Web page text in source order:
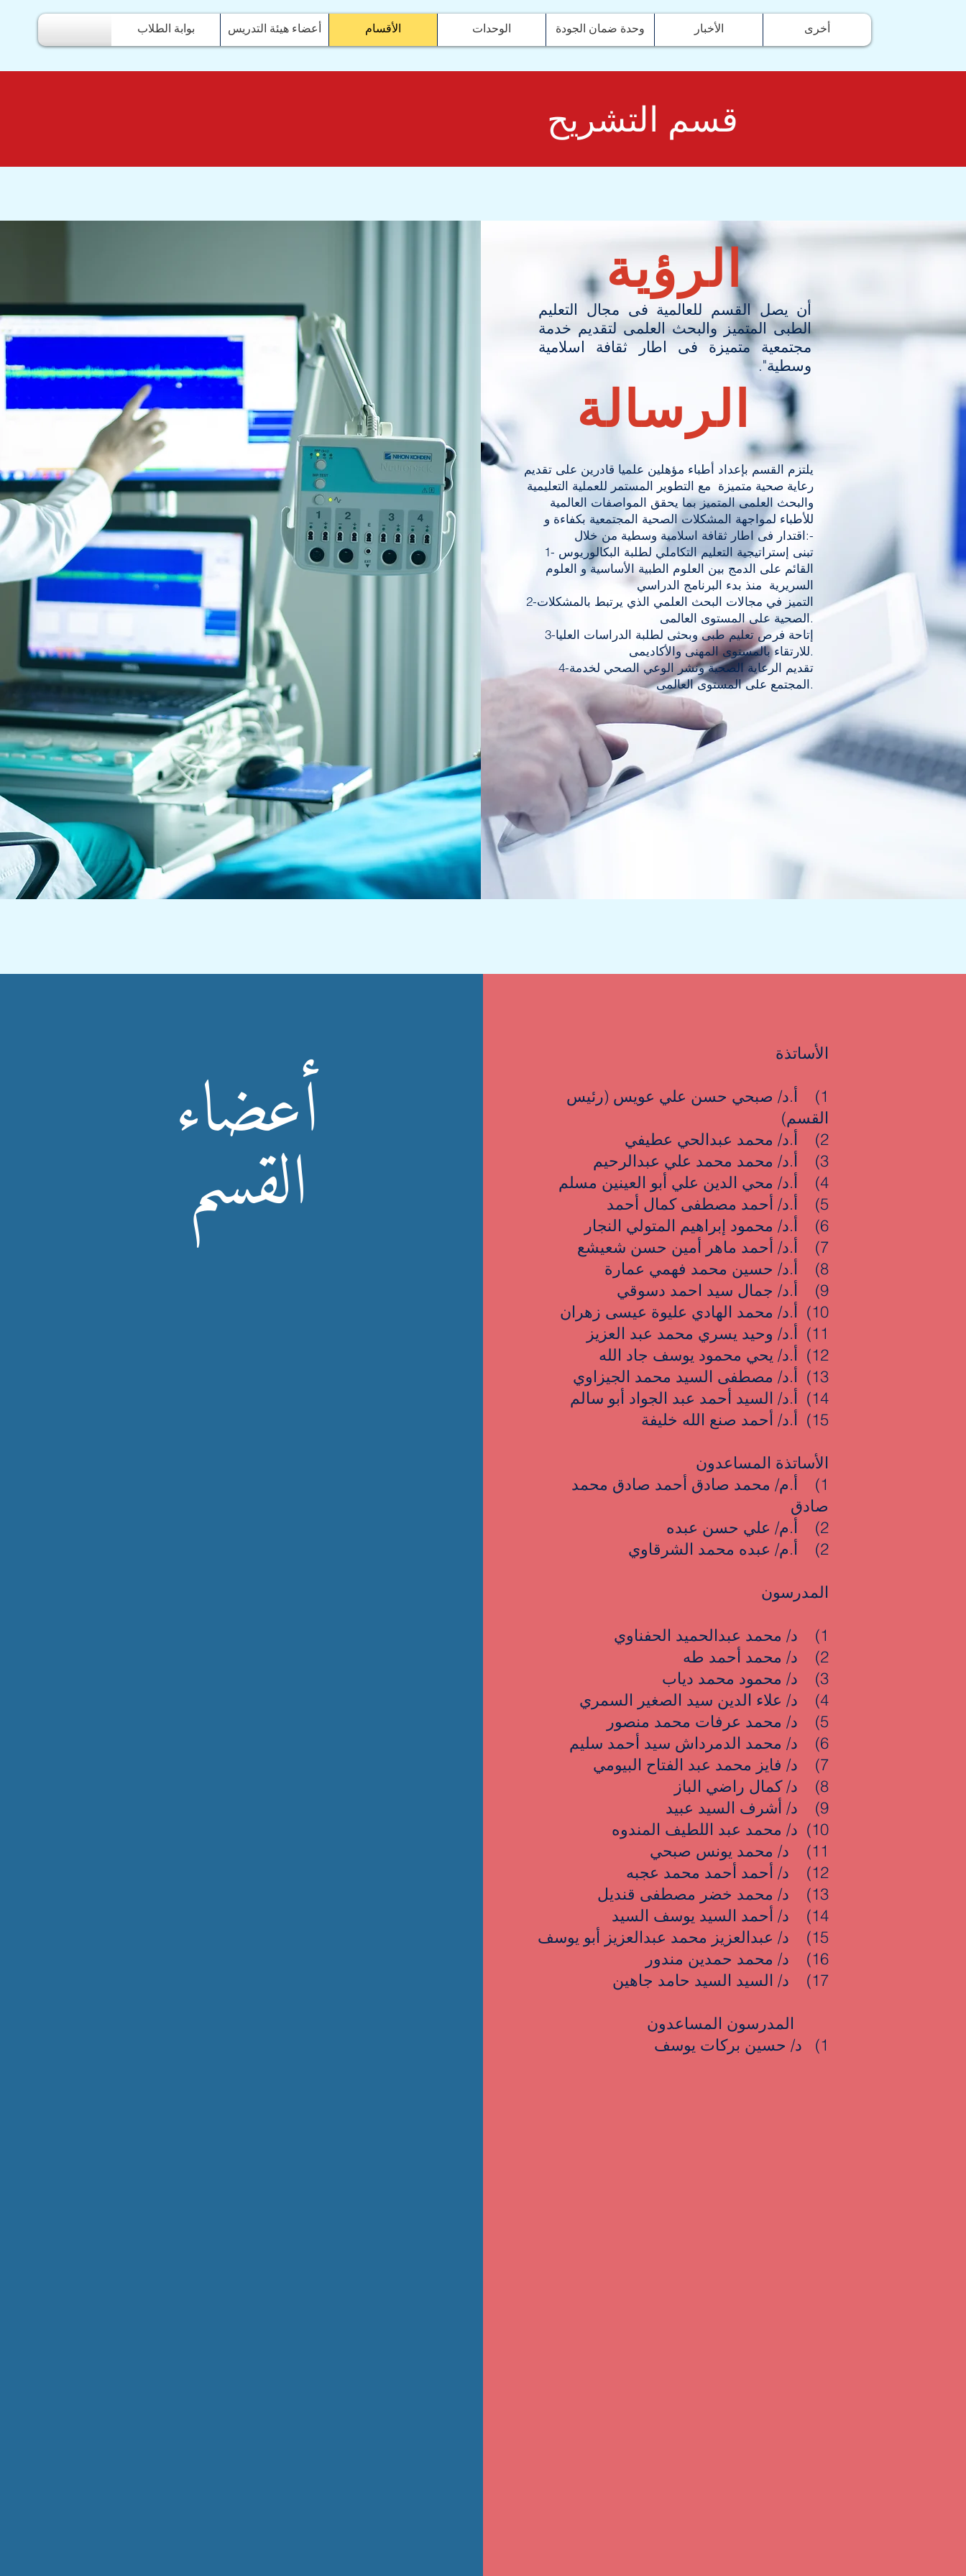
بوابة الطلاب أعضاء هيئة التدريس الأقسام الوحدات وحدة ضمان الجودة الأخبار أخرى
قسم التشريح
My Story
This is your About page. This space is a great opportunity to give a full background on who you are, what you
do and what your site has to offer. Your users are genuinely interested in learning more about you, so don’t be
afraid to share personal anecdotes to create a more friendly quality.
Every website has a story, and your visitors want to hear yours. This space is a great opportunity to provide any
personal details you want to share with your followers. Include interesting anecdotes and facts to keep readers
Double click on the text box to start editing your content and make sure to add all the relevant details you want
site visitors to know. If you’re a business, talk about how you started and share your professional journey.
Explain your core values, your commitment to customers and how you stand out from the crowd. Add a photo,
gallery or video for even more engagement.
الرؤية
أن يصل القسم للعالمية فى مجال التعليم
الطبى المتميز والبحث العلمى لتقديم خدمة
مجتمعية متميزة فى اطار ثقافة اسلامية
وسطية".
الرسالة
يلتزم القسم بإعداد أطباء مؤهلين علميا قادرين على تقديم
رعاية صحية متميزة مع التطوير المستمر للعملية التعليمية
والبحث العلمى المتميز بما يحقق المواصفات العالمية
للأطباء لمواجهة المشكلات الصحية المجتمعية بكفاءة و
اقتدار فى اطار ثقافة اسلامية وسطية من خلال:-
1- تبنى إستراتيجية التعليم التكاملي لطلبة البكالوريوس
القائم على الدمج بين العلوم الطبية الأساسية و العلوم
السريرية منذ بدء البرنامج الدراسي
2-التميز في مجالات البحث العلمي الذي يرتبط بالمشكلات
الصحية على المستوى العالمى.
3-إتاحة فرص تعليم طبى وبحثى لطلبة الدراسات العليا
للارتقاء بالمستوى المهنى والأكاديمى.
4-تقديم الرعاية الصحية ونشر الوعي الصحي لخدمة
المجتمع على المستوى العالمى.
أعضاء
القسم
الأساتذة
1) أ.د/ صبحي حسن علي عويس (رئيس
القسم)
2) أ.د/ محمد عبدالحي عطيفي
3) أ.د/ محمد محمد علي عبدالرحيم
4) أ.د/ محي الدين علي أبو العينين مسلم
5) أ.د/ أحمد مصطفى كمال أحمد
6) أ.د/ محمود إبراهيم المتولي النجار
7) أ.د/ أحمد ماهر أمين حسن شعيشع
8) أ.د/ حسين محمد فهمي عمارة
9) أ.د/ جمال سيد احمد دسوقي
10) أ.د/ محمد الهادي عليوة عيسى زهران
11) أ.د/ وحيد يسري محمد عبد العزيز
12) أ.د/ يحي محمود يوسف جاد الله
13) أ.د/ مصطفى السيد محمد الجيزاوي
14) أ.د/ السيد أحمد عبد الجواد أبو سالم
15) أ.د/ أحمد صنع الله خليفة
الأساتذة المساعدون
1) أ.م/ محمد صادق أحمد صادق محمد
صادق
2) أ.م/ علي حسن عبده
2) أ.م/ عبده محمد الشرقاوي
المدرسون
1) د/ محمد عبدالحميد الحفناوي
2) د/ محمد أحمد طه
3) د/ محمود محمد دياب
4) د/ علاء الدين سيد الصغير السمري
5) د/ محمد عرفات محمد منصور
6) د/ محمد الدمرداش سيد أحمد سليم
7) د/ فايز محمد عبد الفتاح البيومي
8) د/ كمال راضي الباز
9) د/ أشرف السيد عبيد
10) د/ محمد عبد اللطيف المندوه
11) د/ محمد يونس صبحي
12) د/ أحمد أحمد محمد عجبه
13) د/ محمد خضر مصطفى قنديل
14) د/ أحمد السيد يوسف السيد
15) د/ عبدالعزيز محمد عبدالعزيز أبو يوسف
16) د/ محمد حمدين مندور
17) د/ السيد السيد حامد جاهين
المدرسون المساعدون
1) د/ حسين بركات يوسف